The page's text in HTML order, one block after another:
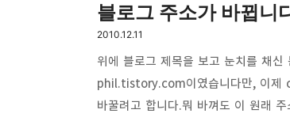
블로그 주소가 바뀝니
2010.12.11
위에 블로그 제목을 보고 눈치를 채
phil.tistory.com이였습니다만, 이제
바꿀려고 합니다.뭐 바껴도 이 원래